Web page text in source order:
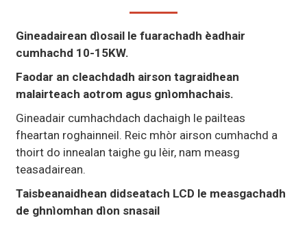
Gineadairean dìosail le fuarachadh èadhair
cumhachd 10-15KW.
Faodar an cleachdadh airson tagraidhean
malairteach aotrom agus gnìomhachais.
Gineadair cumhachdach dachaigh le pailteas
fheartan roghainneil. Reic mhòr airson cumhachd a
thoirt do innealan taighe gu lèir, nam measg
teasadairean.
Taisbeanaidhean didseatach LCD le measgachadh
de ghnìomhan dìon snasail